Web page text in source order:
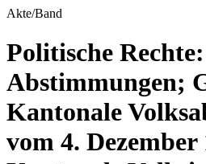
Akte/Band
Politische Rechte:
Abstimmungen;
Kantonale
vom 4. Dezember